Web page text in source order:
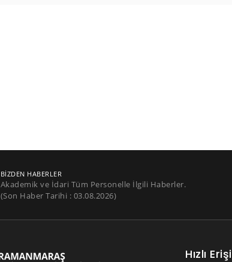
BIZDEN HABERLER
Akademik ve İdari Tüm Personelle İlgili Haberler.
(Son Haber Tarihi : 03.08.2026)
Hızlı